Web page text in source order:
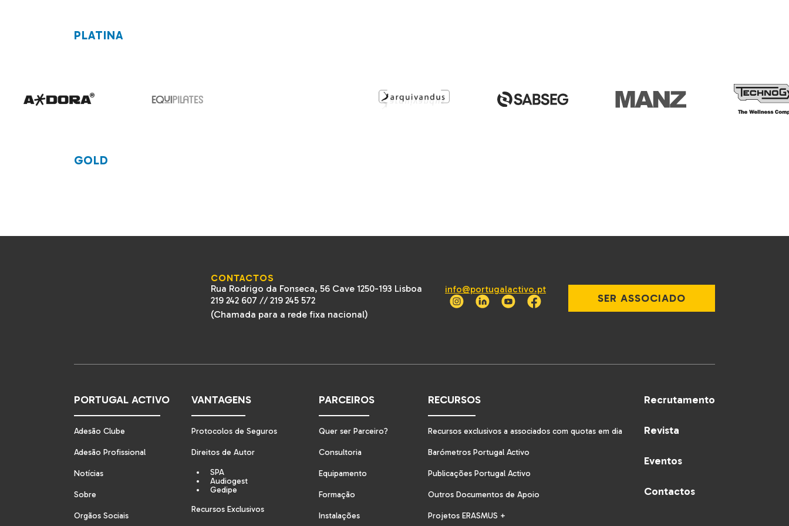
PLATINA
GOLD
CONTACTOS
Rua Rodrigo da Fonseca, 56 Cave 1250-193 Lisboa
219 242 607 // 219 245 572
(Chamada para a rede fixa nacional)
info@portugalactivo.pt
SER ASSOCIADO
PORTUGAL ACTIVO
Adesão Clube
Adesão Profissional
Notícias
Sobre
Orgãos Sociais
VANTAGENS
Protocolos de Seguros
Direitos de Autor
SPA
Audiogest
Gedipe
Recursos Exclusivos
PARCEIROS
Quer ser Parceiro?
Consultoria
Equipamento
Formação
Instalações
RECURSOS
Recursos exclusivos a associados com quotas em dia
Barómetros Portugal Activo
Publicações Portugal Activo
Outros Documentos de Apoio
Projetos ERASMUS +
Recrutamento
Revista
Eventos
Contactos